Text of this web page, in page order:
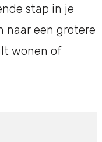
stap in je
naar een grotere
wonen of